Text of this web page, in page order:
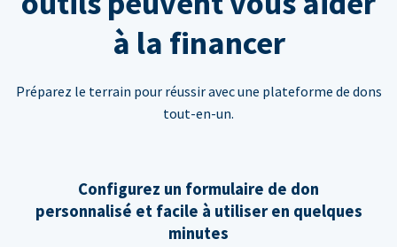
à la financer
Préparez le terrain pour réussir avec une plateforme de dons
tout-en-un.
Configurez un formulaire de don
personnalisé et facile à utiliser en quelques
minutes